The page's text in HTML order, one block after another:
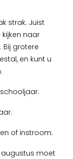
strak. Juist
naar
Bij grotere
en kunt u
of instroom.
moet